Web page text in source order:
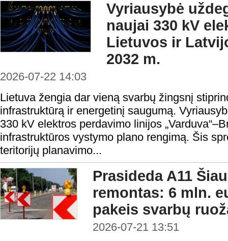
Vyriausybė
naujai 330 kV
Lietuvos ir
2032 m.
2026-07-22 14:03
Lietuva žengia dar vieną svarbų žingsnį
infrastruktūrą ir energetinį saugumą.
330 kV elektros perdavimo linijos
infrastruktūros vystymo plano rengimą. Šis
teritorijų planavimo...
Prasideda A11
remontas: 6 mln.
pakeis svarbų
2026-07-21 13:51